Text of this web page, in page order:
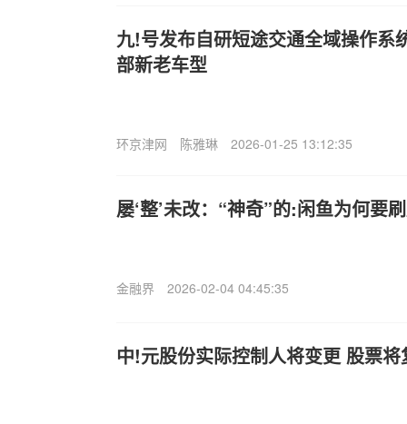
九!号发布自研短途交通全域操作系
部新老车型
环京津网 陈雅琳 2026-01-25 13:12:35
屡‘整’未改：“神奇”的:闲鱼为何要
金融界 2026-02-04 04:45:35
中!元股份实际控制人将变更 股票将